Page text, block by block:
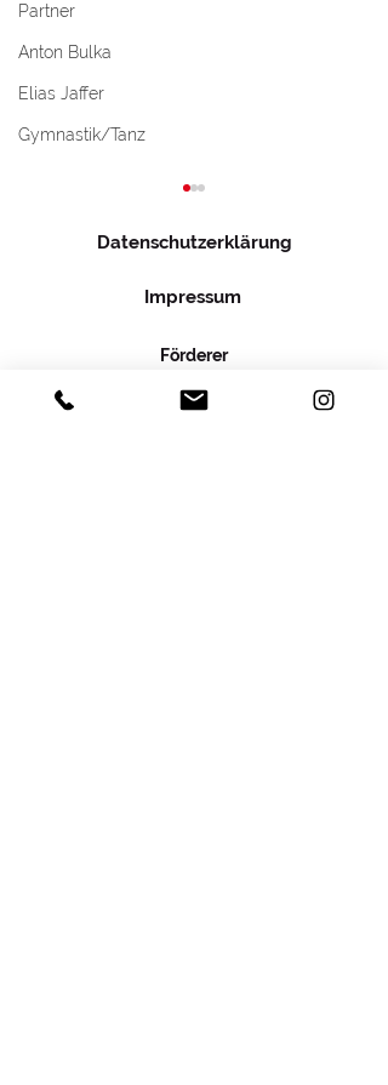
Partner
Anton Bulka
Elias Jaffer
Gymnastik/Tanz
parken.
Datenschutzerklärung
Impressum
Förderer